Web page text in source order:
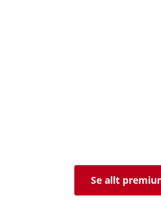
Se allt